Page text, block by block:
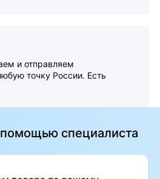
и отправляем
точку России. Есть
помощью специалиста